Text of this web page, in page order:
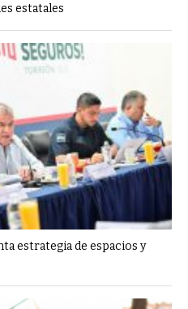
estatales
estrategia de espacios y